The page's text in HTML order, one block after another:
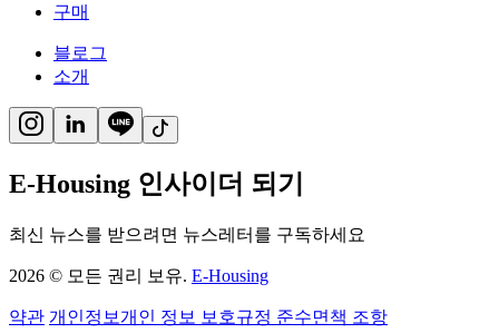
구매
블로그
소개
E-Housing 인사이더 되기
최신 뉴스를 받으려면 뉴스레터를 구독하세요
2026 © 모든 권리 보유. E-Housing
약관 개인정보개인 정보 보호규정 준수면책 조항